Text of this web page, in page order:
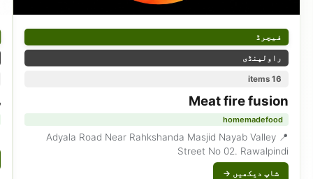
فیچرڈ
راولپنڈی
16 items
Meat fire fusion
homemadefood
📍 Adyala Road Near Rahkshanda Masjid Nayab Valley
Street No 02. Rawalpindi
شاپ دیکھیں →